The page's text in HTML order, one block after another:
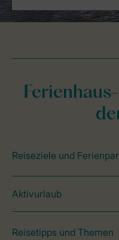
Reiseziele und
Aktivurlaub
Reisetipps und Themen